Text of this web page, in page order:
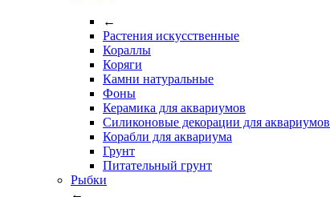
←
Растения искусственные
Кораллы
Коряги
Камни натуральные
Фоны
Керамика для аквариумов
Силиконовые декорации для аквариумов
Корабли для аквариума
Грунт
Питательный грунт
Рыбки
←